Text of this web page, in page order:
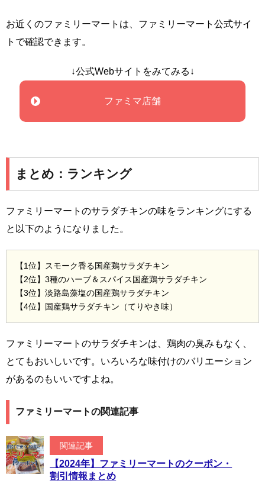
お近くのファミリーマートは、ファミリーマート公式サイ
トで確認できます。
↓公式Webサイトをみてみる↓
ファミマ店舗
まとめ：ランキング
ファミリーマートのサラダチキンの味をランキングにする
と以下のようになりました。
【1位】スモーク香る国産鶏サラダチキン
【2位】3種のハーブ＆スパイス国産鶏サラダチキン
【3位】淡路島藻塩の国産鶏サラダチキン
【4位】国産鶏サラダチキン（てりやき味）
ファミリーマートのサラダチキンは、鶏肉の臭みもなく、
とてもおいしいです。いろいろな味付けのバリエーション
があるのもいいですよね。
ファミリーマートの関連記事
関連記事
【2024年】ファミリーマートのクーポン・
割引情報まとめ